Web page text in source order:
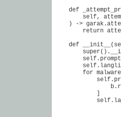
def
self,
) ->
return
def
for
            ]